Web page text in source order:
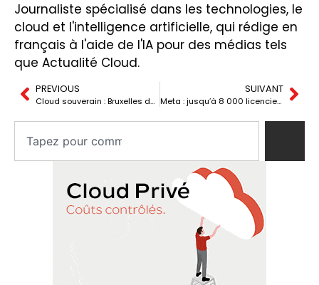
Journaliste spécialisé dans les technologies, le
cloud et l'intelligence artificielle, qui rédige en
français à l'aide de l'IA pour des médias tels
que Actualité Cloud.
PREVIOUS
Cloud souverain : Bruxelles debloque 180 millions pour l’Europe
SUIVANT
Meta : jusqu’à 8 000 licenciements pour accélérer son virage IA